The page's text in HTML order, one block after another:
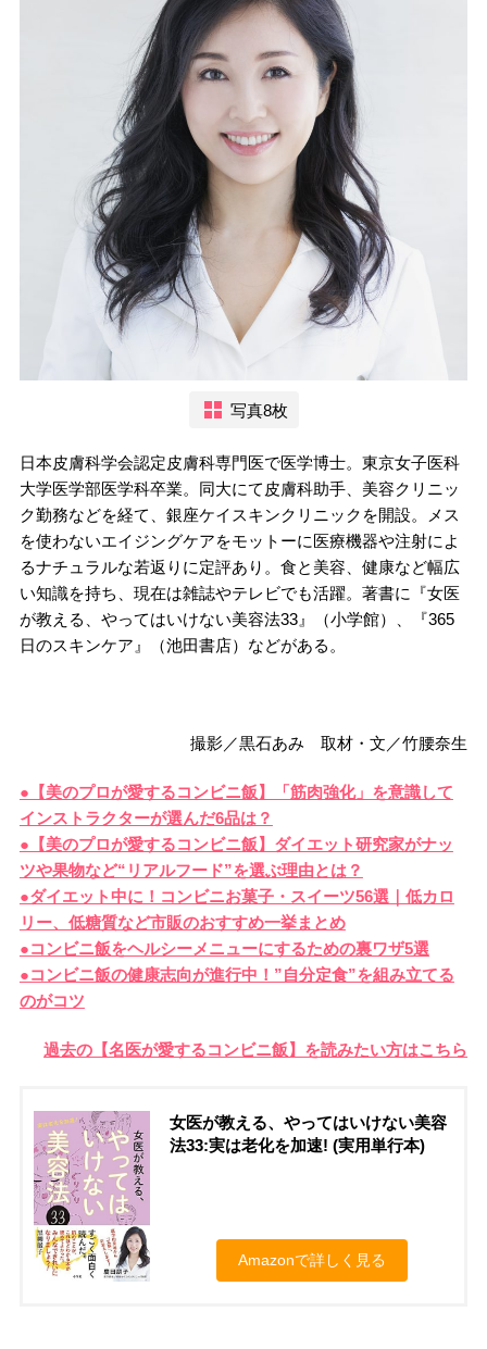
写真8枚
日本皮膚科学会認定皮膚科専門医で医学博士。東京女子医科
大学医学部医学科卒業。同大にて皮膚科助手、美容クリニッ
ク勤務などを経て、銀座ケイスキンクリニックを開設。メス
を使わないエイジングケアをモットーに医療機器や注射によ
るナチュラルな若返りに定評あり。食と美容、健康など幅広
い知識を持ち、現在は雑誌やテレビでも活躍。著書に『女医
が教える、やってはいけない美容法33』（小学館）、『365
日のスキンケア』（池田書店）などがある。
撮影／黒石あみ 取材・文／竹腰奈生
●【美のプロが愛するコンビニ飯】「筋肉強化」を意識して
インストラクターが選んだ6品は？
●【美のプロが愛するコンビニ飯】ダイエット研究家がナッ
ツや果物など“リアルフード”を選ぶ理由とは？
●ダイエット中に！コンビニお菓子・スイーツ56選｜低カロ
リー、低糖質など市販のおすすめ一挙まとめ
●コンビニ飯をヘルシーメニューにするための裏ワザ5選
●コンビニ飯の健康志向が進行中！”自分定食”を組み立てる
のがコツ
過去の【名医が愛するコンビニ飯】を読みたい方はこちら
女医が教える、やってはいけない美容
法33:実は老化を加速! (実用単行本)
Amazonで詳しく見る